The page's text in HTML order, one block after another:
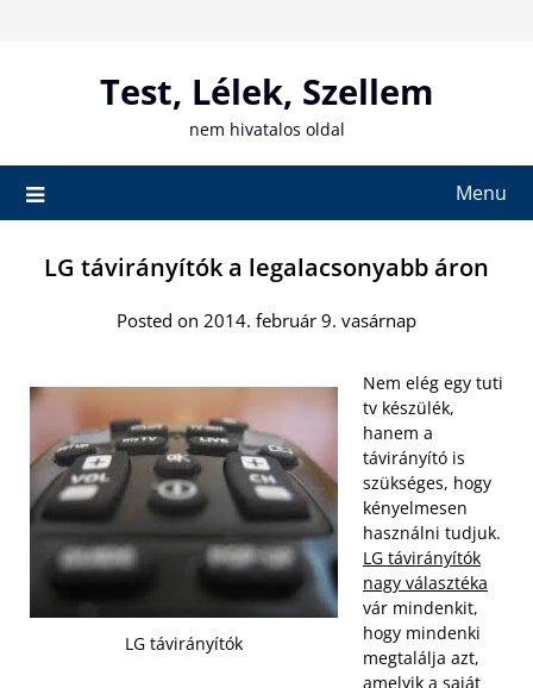
Test, Lélek, Szellem
nem hivatalos oldal
Menu
LG távirányítók a legalacsonyabb áron
Posted on 2014. február 9. vasárnap
LG távirányítók
Nem elég egy tuti
tv készülék,
hanem a
távirányító is
szükséges, hogy
kényelmesen
használni tudjuk.
LG távirányítók
nagy választéka
vár mindenkit,
hogy mindenki
megtalálja azt,
amelyik a saját